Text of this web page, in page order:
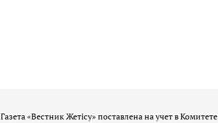
Газета «Вестник Жетісу» поставлена на учет в Комитете